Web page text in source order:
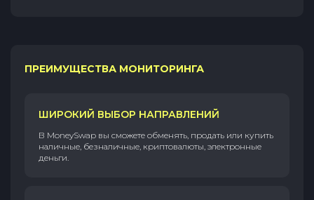
ПРЕИМУЩЕСТВА МОНИТОРИНГА
ШИРОКИЙ ВЫБОР НАПРАВЛЕНИЙ
В MoneySwap вы сможете обменять, продать или купить
наличные, безналичные, криптовалюты, электронные
деньги.